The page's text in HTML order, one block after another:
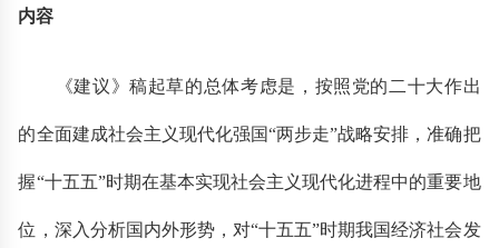
内容
《建议》稿起草的总体考虑是，按照党的二十大作出
的全面建成社会主义现代化强国“两步走”战略安排，准确把
握“十五五”时期在基本实现社会主义现代化进程中的重要地
位，深入分析国内外形势，对“十五五”时期我国经济社会发